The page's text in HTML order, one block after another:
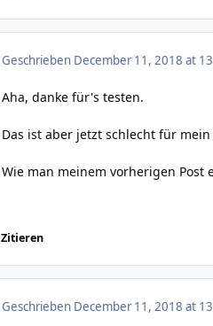
Geschrieben December 11, 2018 at
Aha, danke für's testen.
Das ist aber jetzt schlecht für
Wie man meinem vorherigen Post
Zitieren
Geschrieben December 11, 2018 at